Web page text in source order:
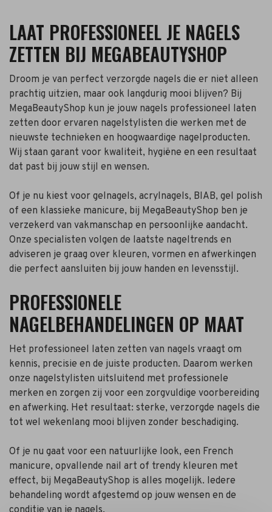
LAAT PROFESSIONEEL JE NAGELS
ZETTEN BIJ MEGABEAUTYSHOP
Droom je van perfect verzorgde nagels die er niet alleen
prachtig uitzien, maar ook langdurig mooi blijven? Bij
MegaBeautyShop kun je jouw nagels professioneel laten
zetten door ervaren nagelstylisten die werken met de
nieuwste technieken en hoogwaardige nagelproducten.
Wij staan garant voor kwaliteit, hygiëne en een resultaat
dat past bij jouw stijl en wensen.
Of je nu kiest voor gelnagels, acrylnagels, BIAB, gel polish
of een klassieke manicure, bij MegaBeautyShop ben je
verzekerd van vakmanschap en persoonlijke aandacht.
Onze specialisten volgen de laatste nageltrends en
adviseren je graag over kleuren, vormen en afwerkingen
die perfect aansluiten bij jouw handen en levensstijl.
PROFESSIONELE
NAGELBEHANDELINGEN OP MAAT
Het professioneel laten zetten van nagels vraagt om
kennis, precisie en de juiste producten. Daarom werken
onze nagelstylisten uitsluitend met professionele
merken en zorgen zij voor een zorgvuldige voorbereiding
en afwerking. Het resultaat: sterke, verzorgde nagels die
tot wel wekenlang mooi blijven zonder beschadiging.
Of je nu gaat voor een natuurlijke look, een French
manicure, opvallende nail art of trendy kleuren met
effect, bij MegaBeautyShop is alles mogelijk. Iedere
behandeling wordt afgestemd op jouw wensen en de